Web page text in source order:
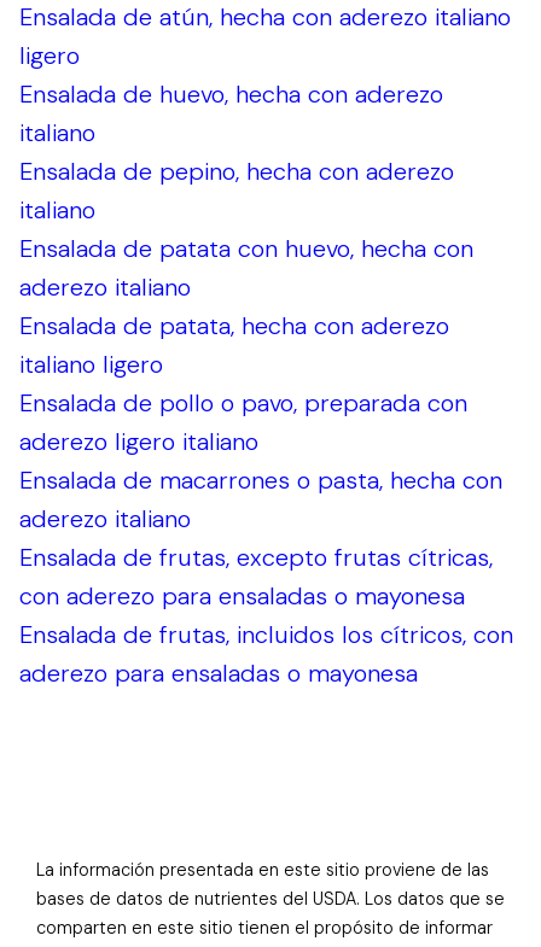
Ensalada de atún, hecha con aderezo italiano
ligero
Ensalada de huevo, hecha con aderezo
italiano
Ensalada de pepino, hecha con aderezo
italiano
Ensalada de patata con huevo, hecha con
aderezo italiano
Ensalada de patata, hecha con aderezo
italiano ligero
Ensalada de pollo o pavo, preparada con
aderezo ligero italiano
Ensalada de macarrones o pasta, hecha con
aderezo italiano
Ensalada de frutas, excepto frutas cítricas,
con aderezo para ensaladas o mayonesa
Ensalada de frutas, incluidos los cítricos, con
aderezo para ensaladas o mayonesa
La información presentada en este sitio proviene de las
bases de datos de nutrientes del USDA. Los datos que se
comparten en este sitio tienen el propósito de informar